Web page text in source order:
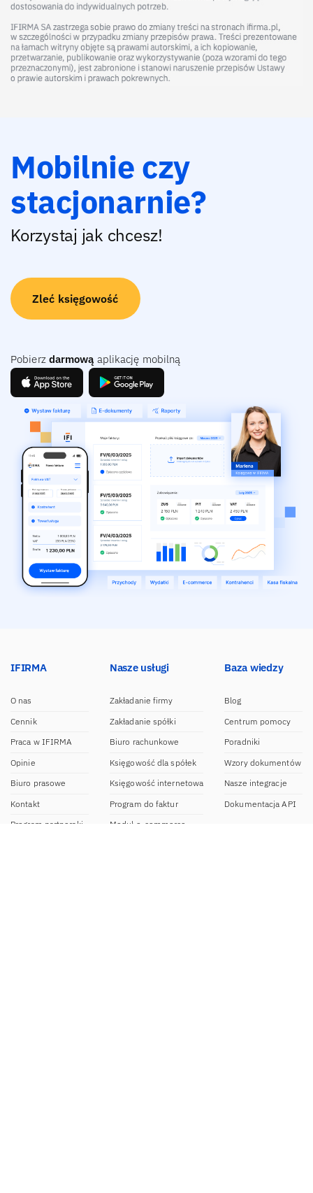
Mobilnie czy
stacjonarnie?
Korzystaj jak chcesz!
Zleć księgowość
Pobierz darmową aplikację mobilną
IFIRMA
O nas
Cennik
Praca w IFIRMA
Opinie
Biuro prasowe
Kontakt
Program partnerski
Nasze usługi
Zakładanie firmy
Zakładanie spółki
Biuro rachunkowe
Księgowość dla spółek
Księgowość internetowa
Program do faktur
Moduł e-commerce
Baza wiedzy
Blog
Centrum pomocy
Poradniki
Wzory dokumentów
Nasze integracje
Dokumentacja API